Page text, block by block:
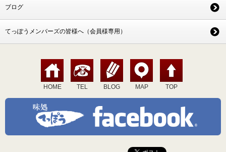
ブログ
てっぽうメンバーズの皆様へ（会員様専用）
HOME TEL BLOG MAP TOP